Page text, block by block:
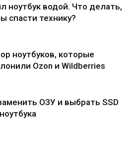
ноутбук водой. Что делать,
спасти технику?
ноутбуков, которые
Ozon и Wildberries
ОЗУ и выбрать SSD